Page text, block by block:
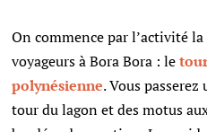
On commence par l’activité
voyageurs à Bora Bora : le
polynésienne. Vous
tour du lagon et des motus